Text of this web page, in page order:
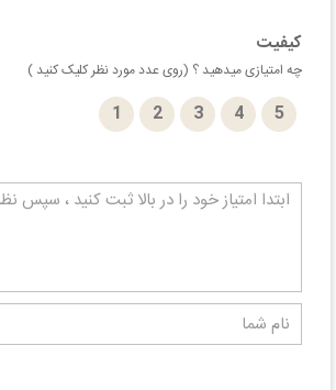
کیفیت
چه امتیازی میدهید ؟ (روی عدد مورد نظر کلیک کنید )
1 2 3 4 5